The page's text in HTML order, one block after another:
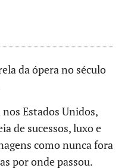
da ópera no século
Estados Unidos,
de sucessos, luxo e
como nunca fora
por onde passou.